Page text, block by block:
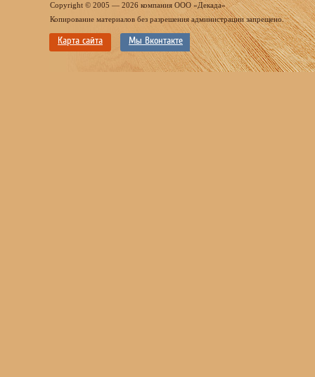
Copyright © 2005 — 2026 компания ООО «Декада»
Копирование материалов без разрешения администрации запрещено.
Карта сайта Мы Вконтакте